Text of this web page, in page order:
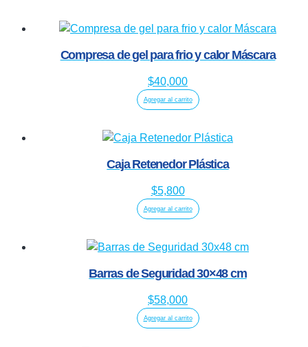
Compresa de gel para frio y calor Máscara
$40,000
Agregar al carrito
Caja Retenedor Plástica
$5,800
Agregar al carrito
Barras de Seguridad 30×48 cm
$58,000
Agregar al carrito